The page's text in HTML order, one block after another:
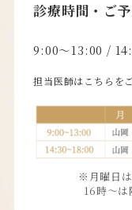
診療時間・ご
9:00〜13:00 /
担当医師はこちらを
※月曜日
16時〜は